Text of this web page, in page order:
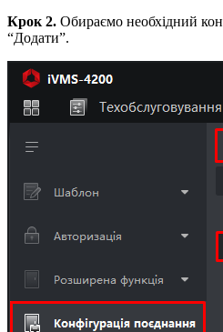
Крок 2. Обираємо необхідний
“Додати”.